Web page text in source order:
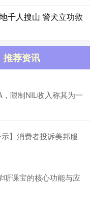
千人搜山 警犬立功救
推荐资讯
限制NIL收入称其为一
】消费者投诉美邦服
听课宝的核心功能与应